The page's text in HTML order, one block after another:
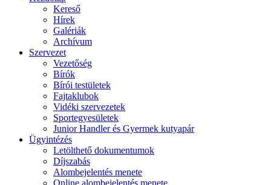
Kereső
Hírek
Galériák
Archívum
Szervezet
Vezetőség
Bírók
Bírói testületek
Fajtaklubok
Vidéki szervezetek
Sportegyesületek
Junior Handler és Gyermek kutyapár
Ügyintézés
Letölthető dokumentumok
Díjszabás
Alombejelentés menete
Online alombejelentés menete